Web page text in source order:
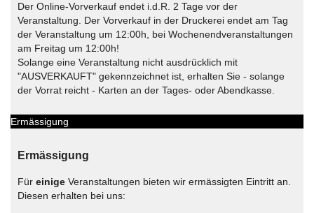
Der Online-Vorverkauf endet i.d.R. 2 Tage vor der
Veranstaltung. Der Vorverkauf in der Druckerei endet am Tag
der Veranstaltung um 12:00h, bei Wochenendveranstaltungen
am Freitag um 12:00h!
Solange eine Veranstaltung nicht ausdrücklich mit
"AUSVERKAUFT" gekennzeichnet ist, erhalten Sie - solange
der Vorrat reicht - Karten an der Tages- oder Abendkasse.
Ermässigung
Ermässigung
Für einige Veranstaltungen bieten wir ermässigten Eintritt an.
Diesen erhalten bei uns: